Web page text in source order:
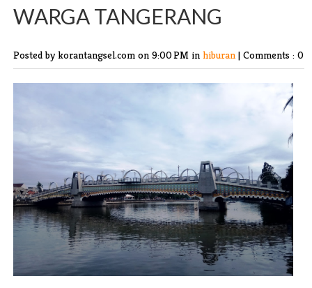
WARGA TANGERANG
Posted by korantangsel.com on 9:00 PM in hiburan | Comments : 0